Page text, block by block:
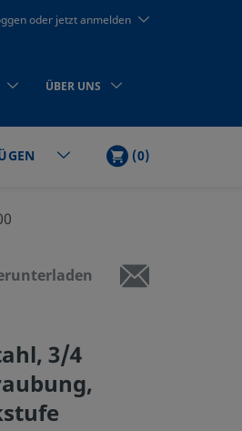
oder jetzt anmelden
ÜBER UNS
WARENKORB
(0)ARTIKEL
3/4